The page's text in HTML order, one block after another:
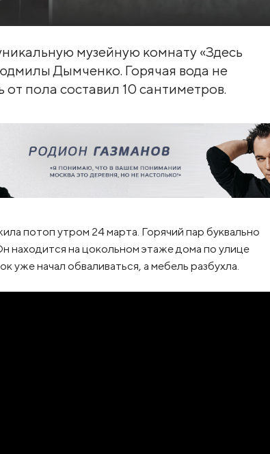
музейную комнату «Здесь
Дымченко. Горячая вода не
пола составил 10 сантиметров.
потоп утром 24 марта. Горячий пар буквально
находится на цокольном этаже дома по улице
начал обваливаться, а мебель разбухла.